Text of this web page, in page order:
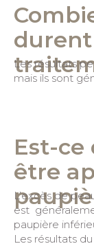
Les résultats
mais ils sont
Est-ce
être
L’excès de
est
paupière
Les résultats